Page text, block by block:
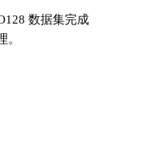
数据集完成
。